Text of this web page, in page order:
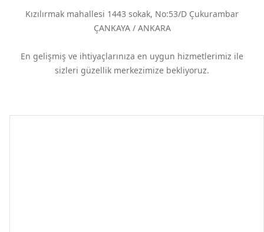
Kızılırmak mahallesi 1443 sokak, No:53/D Çukurambar
ÇANKAYA / ANKARA
En gelişmiş ve ihtiyaçlarınıza en uygun hizmetlerimiz ile
sizleri güzellik merkezimize bekliyoruz.